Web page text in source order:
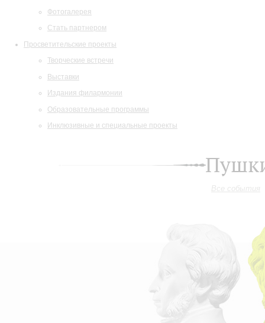
Фотогалерея
Стать партнером
Просветительские проекты
Творческие встречи
Выставки
Издания филармонии
Образовательные программы
Инклюзивные и специальные проекты
Все события